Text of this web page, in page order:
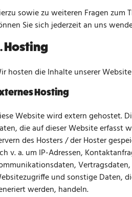
sowie zu weiteren Fragen zum
Sie sich jederzeit an uns
Hosting
hosten die Inhalte unserer
Hosting
Website wird extern gehostet.
die auf dieser Website erfasst
des Hosters / der Hoster
v. a. um IP-Adressen,
und sonstige Daten,
werden, handeln.